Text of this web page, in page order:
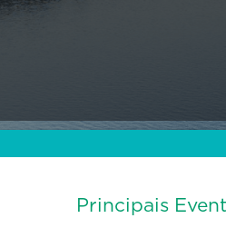
Principais